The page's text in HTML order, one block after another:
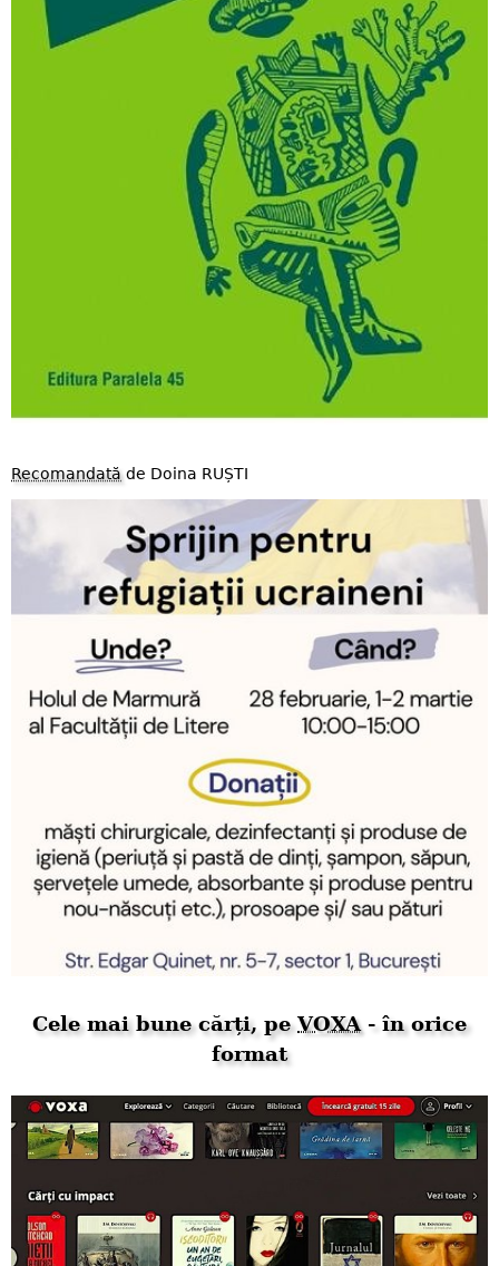
Recomandatăde Doina RUȘTI
Cele mai bune cărți, peVOXA- în orice
format